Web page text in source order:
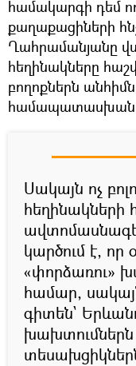
համակարգի դեմ
քաղաքացիների
Ղահրամանյանը
հեղինակները
բողոքներն
համապատասխան
Սակայն ոչ
հեղինակների
կարծում է, որ
«փորձառու»
համար,
գիտեն`